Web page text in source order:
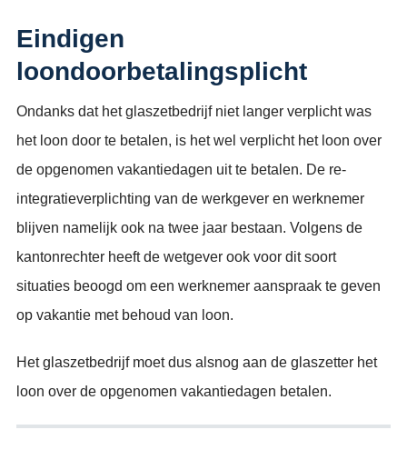
Eindigen
loondoorbetalingsplicht
Ondanks dat het glaszetbedrijf niet langer verplicht was
het loon door te betalen, is het wel verplicht het loon over
de opgenomen vakantiedagen uit te betalen. De re-
integratieverplichting van de werkgever en werknemer
blijven namelijk ook na twee jaar bestaan. Volgens de
kantonrechter heeft de wetgever ook voor dit soort
situaties beoogd om een werknemer aanspraak te geven
op vakantie met behoud van loon.
Het glaszetbedrijf moet dus alsnog aan de glaszetter het
loon over de opgenomen vakantiedagen betalen.